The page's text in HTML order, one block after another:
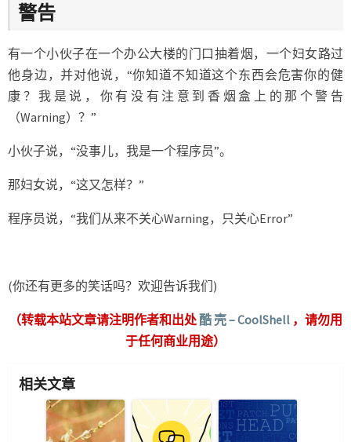
警告
有一个小伙子在一个办公大楼的门口抽着烟，一个妇女路过
他身边，并对他说，“你知道不知道这个东西会危害你的健
康？我是说，你有没有注意到香烟盒上的那个警告
（Warning）？”
小伙子说，“没事儿，我是一个程序员”。
那妇女说，“这又怎样？”
程序员说，“我们从来不关心Warning，只关心Error”
(你还有更多的笑话吗？欢迎告诉我们)
（转载本站文章请注明作者和出处酷 壳 – CoolShell ，请勿用
于任何商业用途）
相关文章